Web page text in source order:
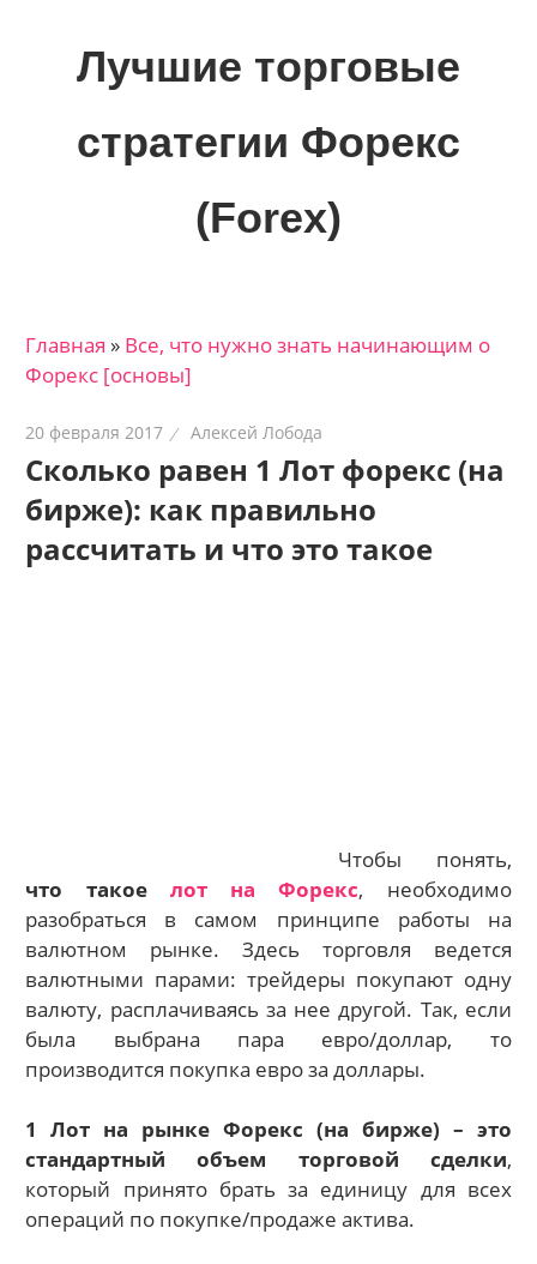
Лучшие торговые
стратегии Форекс
(Forex)
трейдеров
на
рынках:
стратегии,
сигналы,
новости…
Главная » Все, что нужно знать начинающим о
Форекс [основы]
20 февраля 2017 Алексей Лобода
Сколько равен 1 Лот форекс (на
бирже): как правильно
рассчитать и что это такое
Чтобы понять,
что такое лот на Форекс, необходимо
разобраться в самом принципе работы на
валютном рынке. Здесь торговля ведется
валютными парами: трейдеры покупают одну
валюту, расплачиваясь за нее другой. Так, если
была выбрана пара евро/доллар, то
производится покупка евро за доллары.
1 Лот на рынке Форекс (на бирже) – это
стандартный объем торговой сделки,
который принято брать за единицу для всех
операций по покупке/продаже актива.